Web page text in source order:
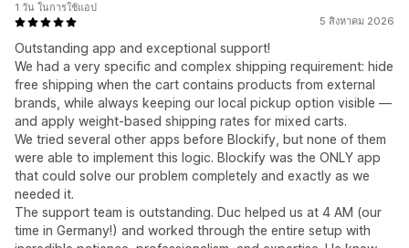
5 สิงหาคม 2026
Outstanding app and exceptional support!
We had a very specific and complex shipping requirement: hide
free shipping when the cart contains products from external
brands, while always keeping our local pickup option visible —
and apply weight-based shipping rates for mixed carts.
We tried several other apps before Blockify, but none of them
were able to implement this logic. Blockify was the ONLY app
that could solve our problem completely and exactly as we
needed it.
The support team is outstanding. Duc helped us at 4 AM (our
time in Germany!) and worked through the entire setup with
1 วัน ในการใช้แอป